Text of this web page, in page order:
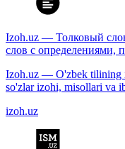
Izoh.uz — Толковый
слов с определениями,
Izoh.uz — O'zbek tilining
so'zlar izohi, misollari va
izoh.uz